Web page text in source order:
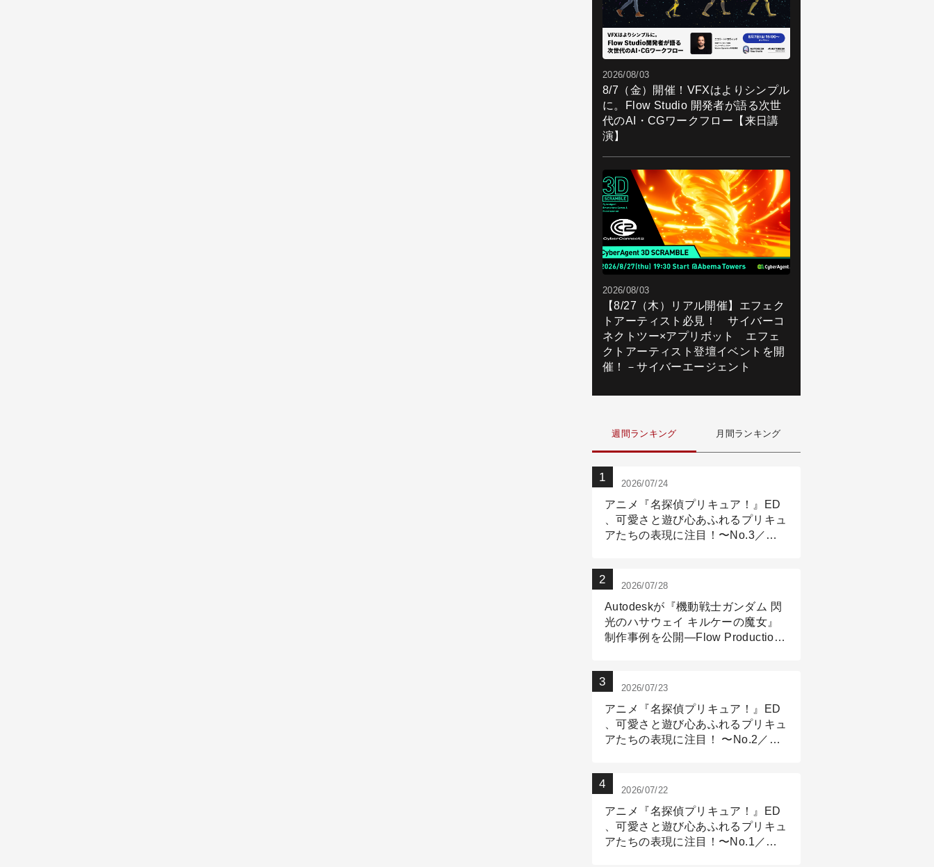
2026/08/03
8/7（金）開催！VFXはよりシンプル
に。Flow Studio 開発者が語る次世
代のAI・CGワークフロー【来日講
演】
2026/08/03
【8/27（木）リアル開催】エフェク
トアーティスト必見！ サイバーコ
ネクトツー×アプリボット エフェ
クトアーティスト登壇イベントを開
催！－サイバーエージェント
週間ランキング 月間ランキング
2026/07/24
アニメ『名探偵プリキュア！』ED
、可愛さと遊び心あふれるプリキュ
アたちの表現に注目！〜No.3／ア
2026/07/28
Autodeskが『機動戦士ガンダム 閃
光のハサウェイ キルケーの魔女』
制作事例を公開―Flow Production
2026/07/23
アニメ『名探偵プリキュア！』ED
、可愛さと遊び心あふれるプリキュ
アたちの表現に注目！ 〜No.2／モ
2026/07/22
アニメ『名探偵プリキュア！』ED
、可愛さと遊び心あふれるプリキュ
アたちの表現に注目！〜No.1／演